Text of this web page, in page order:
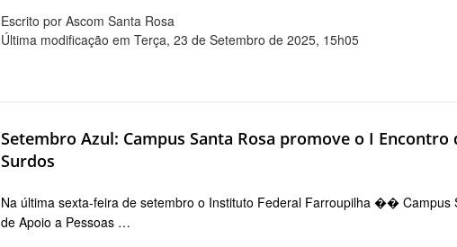
Escrito por Ascom Santa Rosa
Última modificação em Terça, 23 de Setembro de 2025, 15h05
Setembro Azul: Campus Santa Rosa promove o I Encontro
Surdos
Na última sexta-feira de setembro o Instituto Federal Farroupilha �� Campus
de Apoio a Pessoas …